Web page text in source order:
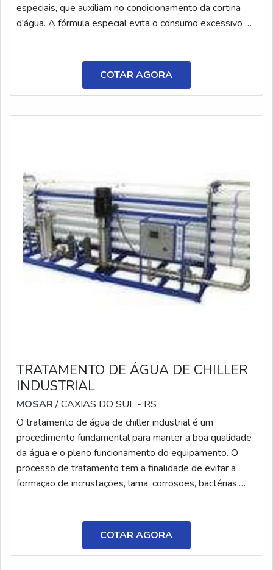
especiais, que auxiliam no condicionamento da cortina
d'água. A fórmula especial evita o consumo excessivo de
responsável por evitar o acúmulo de tinta no tanque, o
entupimento de bombas, tubulações e canais de
remoção.INFORMAÇÕES SOBRE O PRODUTOO
aditivo é muito importante para aumentar
COTAR AGORA
TRATAMENTO DE ÁGUA DE CHILLER
INDUSTRIAL
MOSAR/ CAXIAS DO SUL - RS
O tratamento de água de chiller industrial é um
procedimento fundamental para manter a boa qualidade
da água e o pleno funcionamento do equipamento. O
processo de tratamento tem a finalidade de evitar a
formação de incrustações, lama, corrosões, bactérias,
TRATAMENTO O tratamento é importante para manter
ou resgatar a eficiência do sistema, de modo que o
chiller venha a realizar a função com plena eficiência. O
procedimento também pode ser realizado
COTAR AGORA